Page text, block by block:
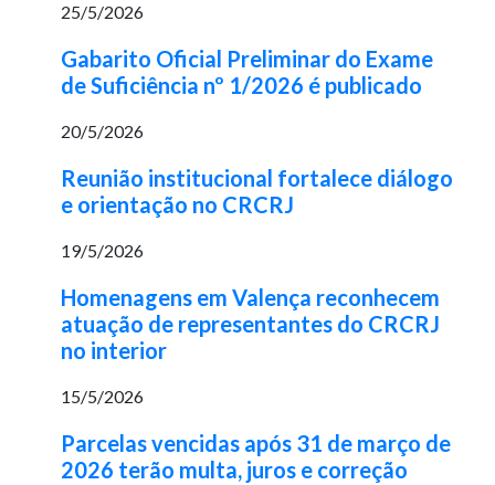
25/5/2026
Gabarito Oficial Preliminar do Exame
de Suficiência nº 1/2026 é publicado
20/5/2026
Reunião institucional fortalece diálogo
e orientação no CRCRJ
19/5/2026
Homenagens em Valença reconhecem
atuação de representantes do CRCRJ
no interior
15/5/2026
Parcelas vencidas após 31 de março de
2026 terão multa, juros e correção